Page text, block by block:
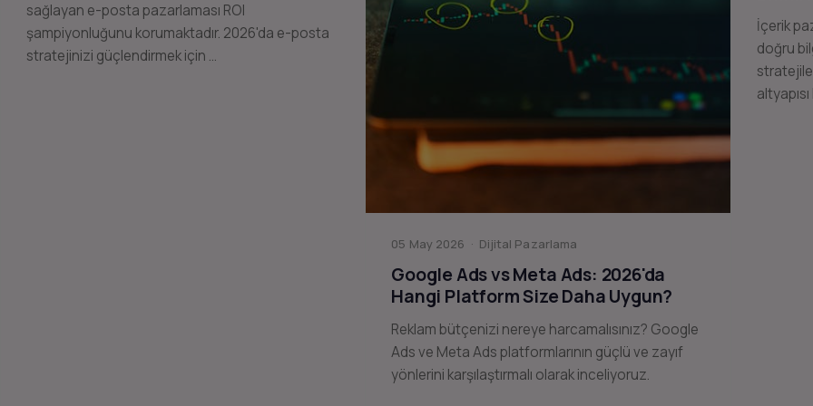
sağlayan e-posta pazarlaması ROI
şampiyonluğunu korumaktadır. 2026'da e-posta
stratejinizi güçlendirmek için …
05 May 2026 · Dijital Pazarlama
Google Ads vs Meta Ads: 2026'da
Hangi Platform Size Daha Uygun?
Reklam bütçenizi nereye harcamalısınız? Google
Ads ve Meta Ads platformlarının güçlü ve zayıf
yönlerini karşılaştırmalı olarak inceliyoruz.
İçerik
doğru